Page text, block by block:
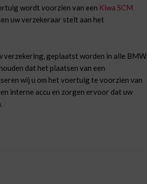
wordt voorzien van een Kiwa SCM
uw verzekeraar stelt aan het
geplaatst worden in alle BMW
dat het plaatsen van een
wij u om het voertuig te voorzien van
interne accu en zorgen ervoor dat uw